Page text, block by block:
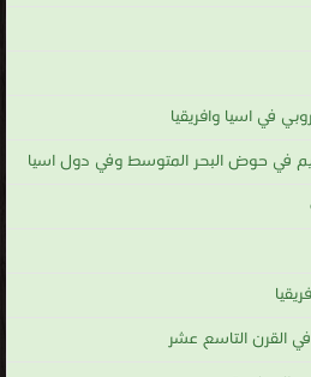
اللغات الأوربية إلى اللغة الآرية
في اسيا وافريقيا
في حوض البحر المتوسط وفي دول اسيا
القرن التاسع عشر